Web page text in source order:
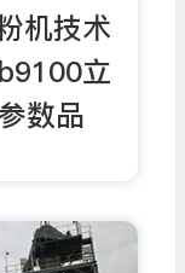
机技术
立
数品